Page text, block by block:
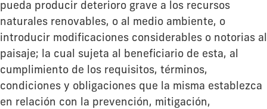
pueda producir deterioro grave a los recursos
naturales renovables, o al medio ambiente, o
introducir modificaciones considerables o notorias al
paisaje; la cual sujeta al beneficiario de esta, al
cumplimiento de los requisitos, términos,
condiciones y obligaciones que la misma establezca
en relación con la prevención, mitigación,